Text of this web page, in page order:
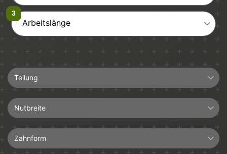
Arbeitslänge
Teilung
Nutbreite
Zahnform